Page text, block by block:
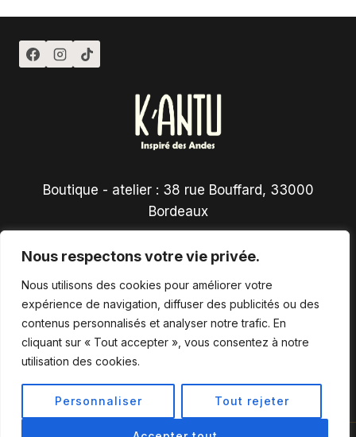
Nous respectons votre vie privée.
Nous utilisons des cookies pour améliorer votre
expérience de navigation, diffuser des publicités ou des
contenus personnalisés et analyser notre trafic. En
cliquant sur « Tout accepter », vous consentez à notre
utilisation des cookies.
Personnaliser Tout rejeter
Boutique - atelier : 38 rue Bouffard, 33000
Bordeaux
Conditions générales de vente